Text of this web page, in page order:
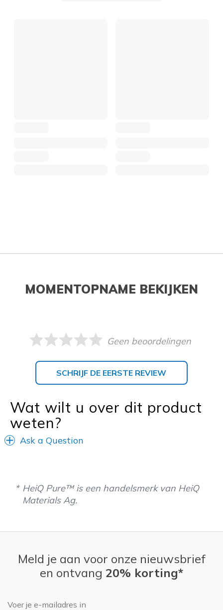
MOMENTOPNAME BEKIJKEN
Geen beoordelingen
SCHRIJF DE EERSTE REVIEW
Wat wilt u over dit product
weten?
Ask a Question
HeiQ Pure™ is een handelsmerk van HeiQ
Materials Ag.
Meld je aan voor onze nieuwsbrief
en ontvang 20% korting*
E-mailadres